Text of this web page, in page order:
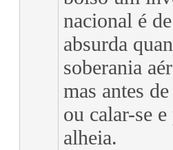
nacional é
absurda
soberania
mas antes
ou calar-se
alheia.